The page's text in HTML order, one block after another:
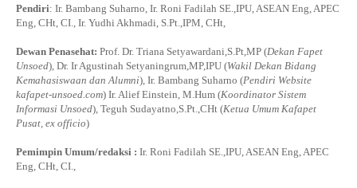
Pendiri: Ir. Bambang Suharno, Ir. Roni Fadilah SE.,IPU, ASEAN Eng, APEC
Eng, CHt, CI., Ir. Yudhi Akhmadi, S.Pt.,IPM, CHt,
Dewan Penasehat: Prof. Dr. Triana Setyawardani,S.Pt,MP (Dekan Fapet
Unsoed), Dr. Ir Agustinah Setyaningrum,MP,IPU (Wakil Dekan Bidang
Kemahasiswaan dan Alumni), Ir. Bambang Suharno (Pendiri Website
kafapet-unsoed.com) Ir. Alief Einstein, M.Hum (Koordinator Sistem
Informasi Unsoed), Teguh Sudayatno,S.Pt.,CHt (Ketua Umum Kafapet
Pusat, ex officio)
Pemimpin Umum/redaksi : Ir. Roni Fadilah SE.,IPU, ASEAN Eng, APEC
Eng, CHt, CI.,